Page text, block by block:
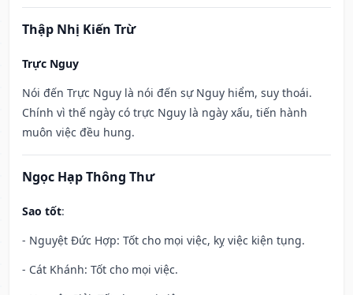
Thập Nhị Kiến Trừ
Trực Nguy
Nói đến Trực Nguy là nói đến sự Nguy hiểm, suy thoái.
Chính vì thế ngày có trực Nguy là ngày xấu, tiến hành
muôn việc đều hung.
Ngọc Hạp Thông Thư
Sao tốt:
- Nguyệt Đức Hợp: Tốt cho mọi việc, kỵ việc kiện tụng.
- Cát Khánh: Tốt cho mọi việc.